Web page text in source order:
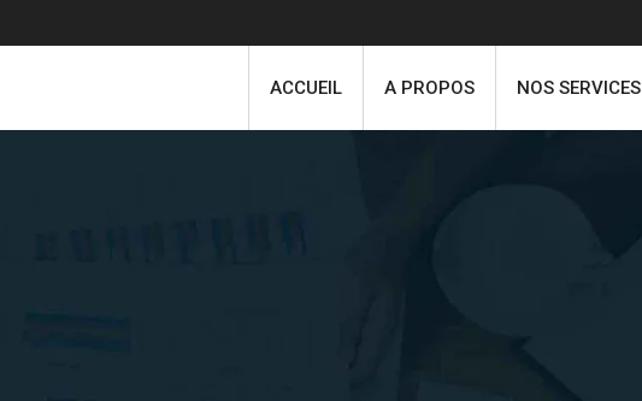
ACCUEIL A PROPOS NOS SERVICES